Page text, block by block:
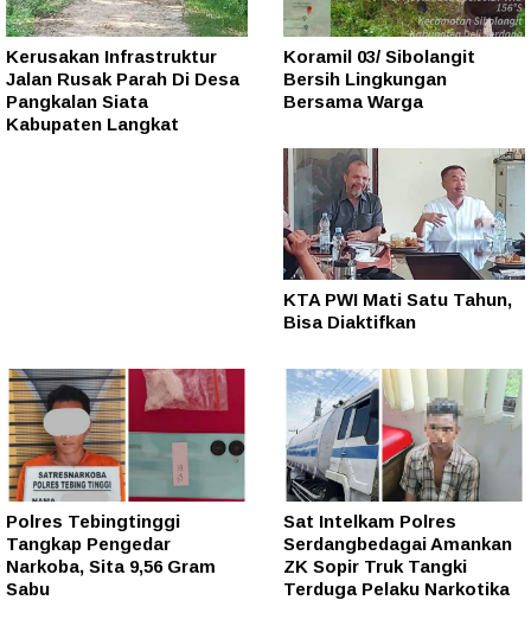
Kerusakan Infrastruktur
Jalan Rusak Parah Di Desa
Pangkalan Siata
Kabupaten Langkat
Koramil 03/ Sibolangit
Bersih Lingkungan
Bersama Warga
KTA PWI Mati Satu Tahun,
Bisa Diaktifkan
Polres Tebingtinggi
Tangkap Pengedar
Narkoba, Sita 9,56 Gram
Sabu
Sat Intelkam Polres
Serdangbedagai Amankan
ZK Sopir Truk Tangki
Terduga Pelaku Narkotika